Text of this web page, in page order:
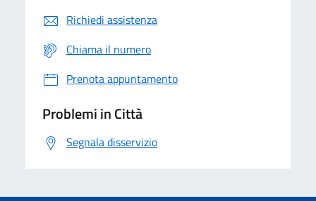
Richiedi assistenza
Chiama il numero
Prenota appuntamento
Problemi in Città
Segnala disservizio